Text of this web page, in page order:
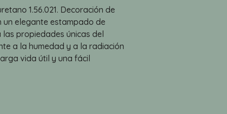
1.56.021. Decoración de
un elegante estampado de
propiedades únicas del
a la humedad y a la radiación
vida útil y una fácil